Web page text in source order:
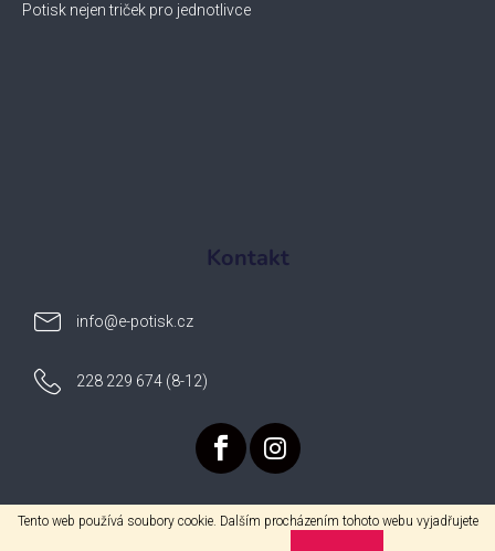
Tento web používá soubory cookie. Dalším procházením tohoto webu vyjadřujete
Potisk nejen triček pro jednotlivce
Kontakt
info@e-potisk.cz
228 229 674 (8-12)